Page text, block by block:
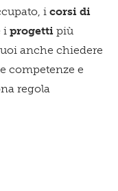
i corsi di
i progetti più
anche chiedere
competenze e
regola